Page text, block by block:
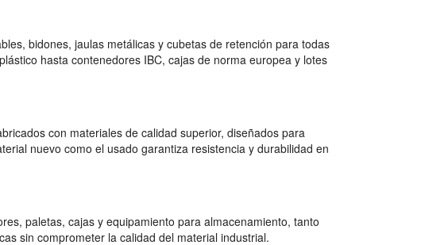
bidones, jaulas metálicas y cubetas de retención para todas
hasta contenedores IBC, cajas de norma europea y lotes
con materiales de calidad superior, diseñados para
nuevo como el usado garantiza resistencia y durabilidad en
paletas, cajas y equipamiento para almacenamiento, tanto
sin comprometer la calidad del material industrial.